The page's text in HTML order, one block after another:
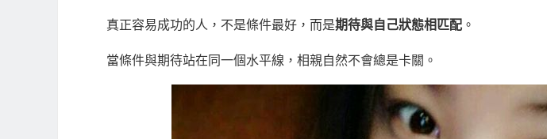
真正容易成功的人，不是條件最好，而是期待與自己狀態相匹配 。
當條件與期待站在同一個水平線，相親自然不會總是卡關。